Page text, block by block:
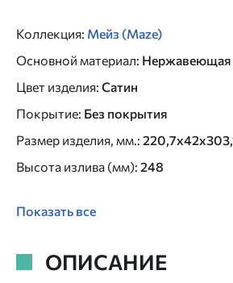
Коллекция: Мейз (Maze)
Основной материал: Нержавеющая
Цвет изделия: Сатин
Покрытие: Без покрытия
Размер изделия, мм.:
Высота излива (мм): 248
Показать все
ОПИСАНИЕ